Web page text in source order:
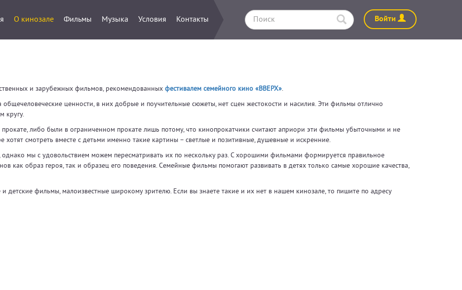
О кинозале Фильмы Музыка Условия Контакты Войти
и зарубежных фильмов, рекомендованных фестивалем семейного кино «ВВЕРХ».
ценности, в них добрые и поучительные сюжеты, нет сцен жестокости и насилия. Эти фильмы отлично
кругу.
либо были в ограниченном прокате лишь потому, что кинопрокатчики считают априори эти фильмы убыточными и не
смотреть вместе с детьми именно такие картины – светлые и позитивные, душевные и искренние.
мы с удовольствием можем пересматривать их по нескольку раз. С хорошими фильмами формируется правильное
как образ героя, так и образец его поведения. Семейные фильмы помогают развивать в детях только самые хорошие качества,
фильмы, малоизвестные широкому зрителю. Если вы знаете такие и их нет в нашем кинозале, то пишите по адресу